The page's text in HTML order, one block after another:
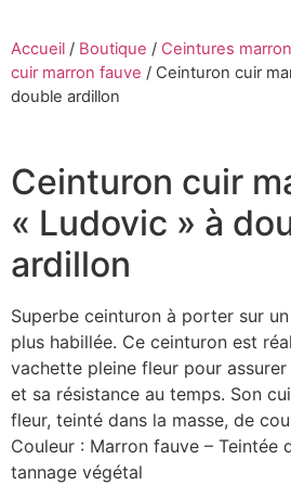
Accueil / Boutique / Ceintures
cuir marron fauve / Ceinturon cuir
double ardillon
Ceinturon cuir
« Ludovic » à
ardillon
Superbe ceinturon à porter sur
plus habillée. Ce ceinturon est
vachette pleine fleur pour
et sa résistance au temps. Son
fleur, teinté dans la masse, de
Couleur : Marron fauve – Teintée
tannage végétal